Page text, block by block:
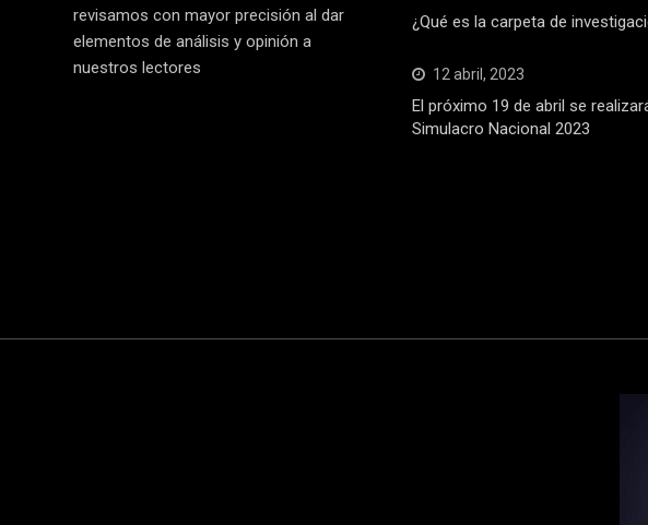
revisamos con mayor precisión al dar
elementos de análisis y opinión a
nuestros lectores
¿Qué es la carpeta de
12 abril, 2023
El próximo 19 de abril se
Simulacro Nacional 2023